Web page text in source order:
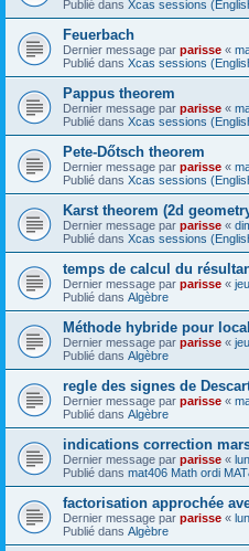
Publié dans Xcas sessions
Feuerbach
Dernier message par parisse «
Publié dans Xcas sessions
Pappus theorem
Dernier message par parisse «
Publié dans Xcas sessions
Pete-Dőtsch theorem
Dernier message par parisse «
Publié dans Xcas sessions
Karst theorem (2d
Dernier message par parisse «
Publié dans Xcas sessions
temps de calcul du
Dernier message par parisse «
Publié dans Algèbre
Méthode hybride pour
Dernier message par parisse «
Publié dans Algèbre
regle des signes de
Dernier message par parisse «
Publié dans Algèbre
indications correction
Dernier message par parisse «
Publié dans mat406 Math ordi
factorisation approchée
Dernier message par parisse «
Publié dans Algèbre